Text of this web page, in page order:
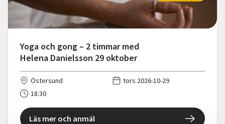
Yoga och gong – 2 timmar med
Helena Danielsson 29 oktober
Östersund
tors 2026-10-29
18:30
Läs mer och anmäl